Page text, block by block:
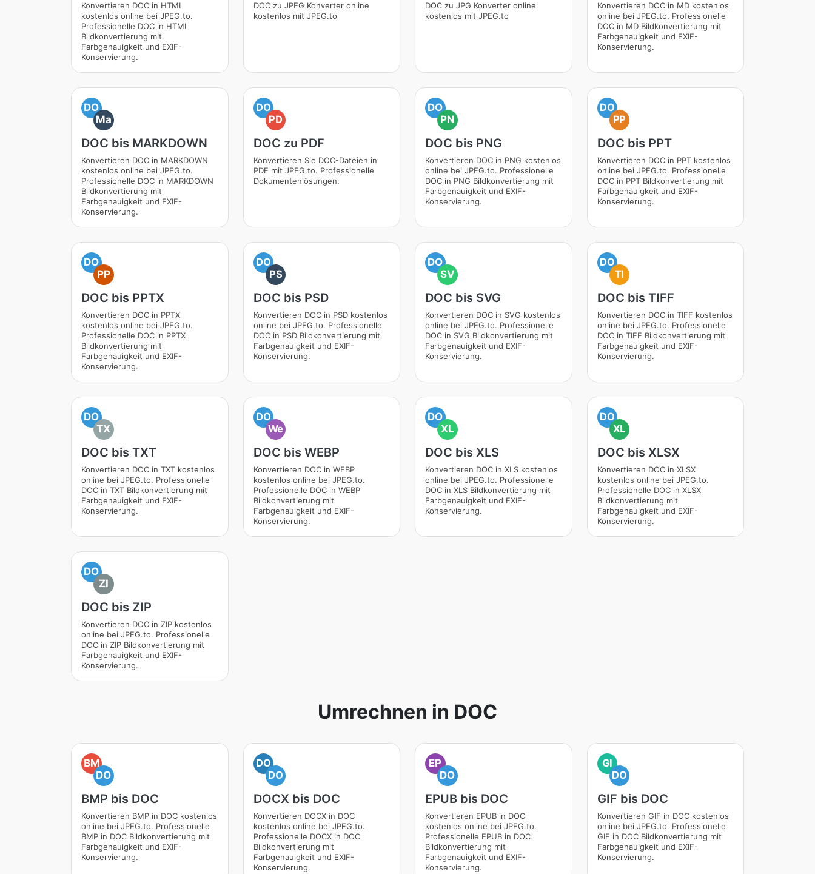
Konvertieren DOC in HTML
kostenlos online bei JPEG.to.
Professionelle DOC in HTML
Bildkonvertierung mit
Farbgenauigkeit und EXIF-
Konservierung.
DOC zu JPEG Konverter online
kostenlos mit JPEG.to
DOC zu JPG Konverter online
kostenlos mit JPEG.to
Konvertieren DOC in MD kostenlos
online bei JPEG.to. Professionelle
DOC in MD Bildkonvertierung mit
Farbgenauigkeit und EXIF-
Konservierung.
DO
Ma
DOC bis MARKDOWN
Konvertieren DOC in MARKDOWN
kostenlos online bei JPEG.to.
Professionelle DOC in MARKDOWN
Bildkonvertierung mit
Farbgenauigkeit und EXIF-
Konservierung.
DO
PD
DOC zu PDF
Konvertieren Sie DOC-Dateien in
PDF mit JPEG.to. Professionelle
Dokumentenlösungen.
DO
PN
DOC bis PNG
Konvertieren DOC in PNG kostenlos
online bei JPEG.to. Professionelle
DOC in PNG Bildkonvertierung mit
Farbgenauigkeit und EXIF-
Konservierung.
DO
PP
DOC bis PPT
Konvertieren DOC in PPT kostenlos
online bei JPEG.to. Professionelle
DOC in PPT Bildkonvertierung mit
Farbgenauigkeit und EXIF-
Konservierung.
DO
PP
DOC bis PPTX
Konvertieren DOC in PPTX
kostenlos online bei JPEG.to.
Professionelle DOC in PPTX
Bildkonvertierung mit
Farbgenauigkeit und EXIF-
Konservierung.
DO
PS
DOC bis PSD
Konvertieren DOC in PSD kostenlos
online bei JPEG.to. Professionelle
DOC in PSD Bildkonvertierung mit
Farbgenauigkeit und EXIF-
Konservierung.
DO
SV
DOC bis SVG
Konvertieren DOC in SVG kostenlos
online bei JPEG.to. Professionelle
DOC in SVG Bildkonvertierung mit
Farbgenauigkeit und EXIF-
Konservierung.
DO
TI
DOC bis TIFF
Konvertieren DOC in TIFF kostenlos
online bei JPEG.to. Professionelle
DOC in TIFF Bildkonvertierung mit
Farbgenauigkeit und EXIF-
Konservierung.
DO
TX
DOC bis TXT
Konvertieren DOC in TXT kostenlos
online bei JPEG.to. Professionelle
DOC in TXT Bildkonvertierung mit
Farbgenauigkeit und EXIF-
Konservierung.
DO
We
DOC bis WEBP
Konvertieren DOC in WEBP
kostenlos online bei JPEG.to.
Professionelle DOC in WEBP
Bildkonvertierung mit
Farbgenauigkeit und EXIF-
Konservierung.
DO
XL
DOC bis XLS
Konvertieren DOC in XLS kostenlos
online bei JPEG.to. Professionelle
DOC in XLS Bildkonvertierung mit
Farbgenauigkeit und EXIF-
Konservierung.
DO
XL
DOC bis XLSX
Konvertieren DOC in XLSX
kostenlos online bei JPEG.to.
Professionelle DOC in XLSX
Bildkonvertierung mit
Farbgenauigkeit und EXIF-
Konservierung.
DO
ZI
DOC bis ZIP
Konvertieren DOC in ZIP kostenlos
online bei JPEG.to. Professionelle
DOC in ZIP Bildkonvertierung mit
Farbgenauigkeit und EXIF-
Konservierung.
Umrechnen in DOC
BM
DO
BMP bis DOC
Konvertieren BMP in DOC kostenlos
online bei JPEG.to. Professionelle
BMP in DOC Bildkonvertierung mit
Farbgenauigkeit und EXIF-
Konservierung.
DO
DO
DOCX bis DOC
Konvertieren DOCX in DOC
kostenlos online bei JPEG.to.
Professionelle DOCX in DOC
Bildkonvertierung mit
Farbgenauigkeit und EXIF-
Konservierung.
EP
DO
EPUB bis DOC
Konvertieren EPUB in DOC
kostenlos online bei JPEG.to.
Professionelle EPUB in DOC
Bildkonvertierung mit
Farbgenauigkeit und EXIF-
Konservierung.
GI
DO
GIF bis DOC
Konvertieren GIF in DOC kostenlos
online bei JPEG.to. Professionelle
GIF in DOC Bildkonvertierung mit
Farbgenauigkeit und EXIF-
Konservierung.